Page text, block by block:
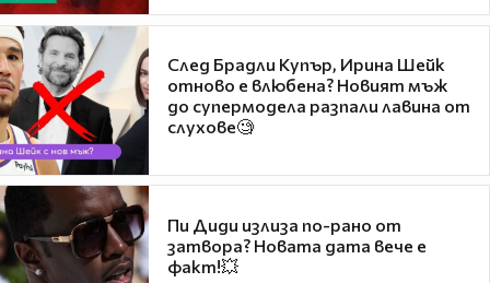
След Брадли Купър, Ирина Шейк
отново е влюбена? Новият мъж
до супермодела разпали лавина от
слухове🧐
Пи Диди излиза по-рано от
затвора? Новата дата вече е
факт!💥